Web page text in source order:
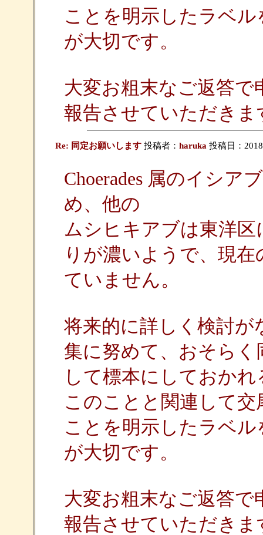
ことを明示したラベ
が大切です。
大変お粗末なご返答
報告させていただきま
Re: 同定お願いします投稿者： haruka 投稿日：
Choerades 属のイシア
め、他の
ムシヒキアブは東洋
りが濃いようで、現
ていません。
将来的に詳しく検討
集に努めて、おそら
して標本にしておか
このことと関連して
ことを明示したラベ
が大切です。
大変お粗末なご返答
報告させていただきま